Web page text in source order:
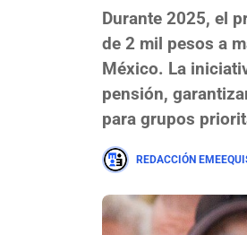
Durante 2025, el
de 2 mil pesos a
México. La
pensión,
para grupos
REDACCIÓN